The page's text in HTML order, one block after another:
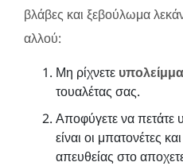
βλάβες και ξεβούλωμα
αλλού:
Μη ρίχνετε
τουαλέτας σας.
Αποφύγετε να πετάτε
είναι οι μπατονέτες
απευθείας στο